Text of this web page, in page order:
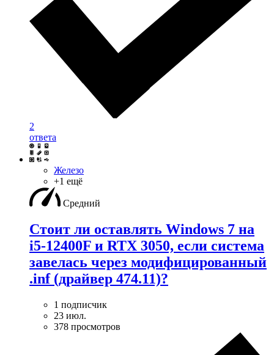
2
ответа
Железо
+1 ещё
Средний
Стоит ли оставлять Windows 7 на
i5-12400F и RTX 3050, если система
завелась через модифицированный
.inf (драйвер 474.11)?
1 подписчик
23 июл.
378 просмотров